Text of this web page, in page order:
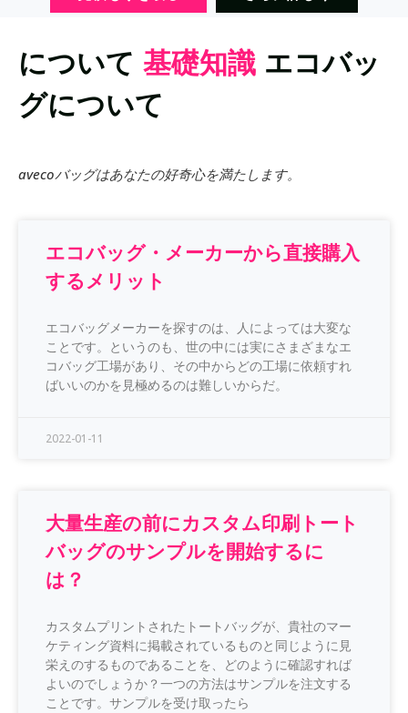
について 基礎知識 エコバッ
グについて
avecoバッグはあなたの好奇心を満たします。
エコバッグ・メーカーから直接購入
するメリット
エコバッグメーカーを探すのは、人によっては大変な
ことです。というのも、世の中には実にさまざまなエ
コバッグ工場があり、その中からどの工場に依頼すれ
ばいいのかを見極めるのは難しいからだ。
2022-01-11
大量生産の前にカスタム印刷トート
バッグのサンプルを開始するに
は？
カスタムプリントされたトートバッグが、貴社のマー
ケティング資料に掲載されているものと同じように見
栄えのするものであることを、どのように確認すれば
よいのでしょうか？一つの方法はサンプルを注文する
ことです。サンプルを受け取ったら